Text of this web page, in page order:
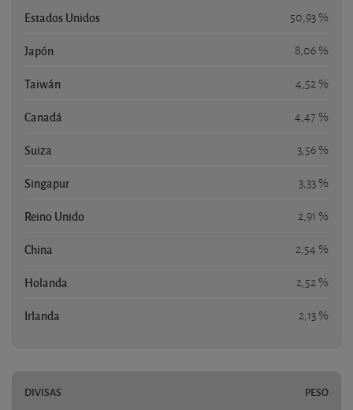
Estados Unidos 50,93 %
Japón 8,06 %
Taiwán 4,52 %
Canadá 4,47 %
Suiza 3,56 %
Singapur 3,33 %
Reino Unido 2,91 %
China 2,54 %
Holanda 2,52 %
Irlanda 2,13 %
DIVISAS PESO